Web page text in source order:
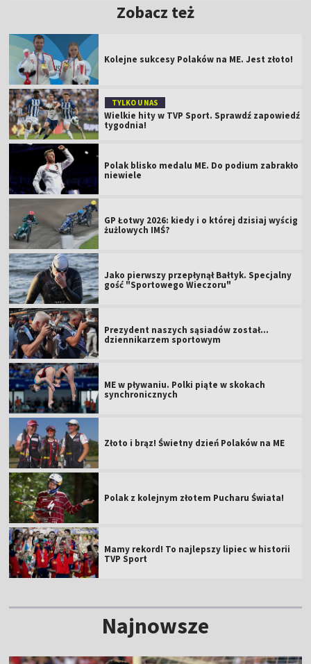
Zobacz też
Kolejne sukcesy Polaków na ME. Jest złoto!
TYLKO U NAS
Wielkie hity w TVP Sport. Sprawdź zapowiedź
tygodnia!
Polak blisko medalu ME. Do podium zabrakło
niewiele
GP Łotwy 2026: kiedy i o której dzisiaj wyścig
żużlowych IMŚ?
Jako pierwszy przepłynął Bałtyk. Specjalny
gość "Sportowego Wieczoru"
Prezydent naszych sąsiadów został...
dziennikarzem sportowym
ME w pływaniu. Polki piąte w skokach
synchronicznych
Złoto i brąz! Świetny dzień Polaków na ME
Polak z kolejnym złotem Pucharu Świata!
Mamy rekord! To najlepszy lipiec w historii
TVP Sport
Najnowsze